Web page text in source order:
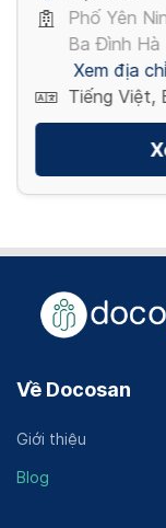
Phố Yên
Ba Đình Hà
Xem địa
Tiếng Việt,
Về Docosan
Giới thiệu
Blog